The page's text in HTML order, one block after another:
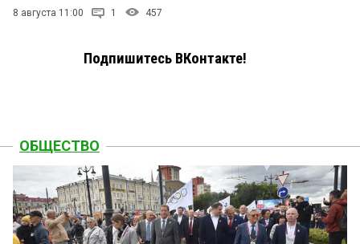
8 августа 11:00 1 457
Подпишитесь ВКонтакте!
ОБЩЕСТВО